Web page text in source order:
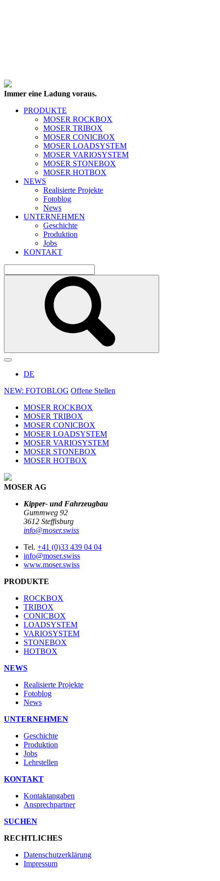
Immer eine Ladung voraus.
PRODUKTE
MOSER ROCKBOX
MOSER TRIBOX
MOSER CONICBOX
MOSER LOADSYSTEM
MOSER VARIOSYSTEM
MOSER STONEBOX
MOSER HOTBOX
NEWS
Realisierte Projekte
Fotoblog
News
UNTERNEHMEN
Geschichte
Produktion
Jobs
KONTAKT
DE
NEW: FOTOBLOG Offene Stellen
MOSER ROCKBOX
MOSER TRIBOX
MOSER CONICBOX
MOSER LOADSYSTEM
MOSER VARIOSYSTEM
MOSER STONEBOX
MOSER HOTBOX
MOSER AG
Kipper- und Fahrzeugbau
Gummweg 92
3612 Steffisburg
info@moser.swiss
Tel. +41 (0)33 439 04 04
info@moser.swiss
www.moser.swiss
PRODUKTE
ROCKBOX
TRIBOX
CONICBOX
LOADSYSTEM
VARIOSYSTEM
STONEBOX
HOTBOX
NEWS
Realisierte Projekte
Fotoblog
News
UNTERNEHMEN
Geschichte
Produktion
Jobs
Lehrstellen
KONTAKT
Kontaktangaben
Ansprechpartner
SUCHEN
RECHTLICHES
Datenschutzerklärung
Impressum